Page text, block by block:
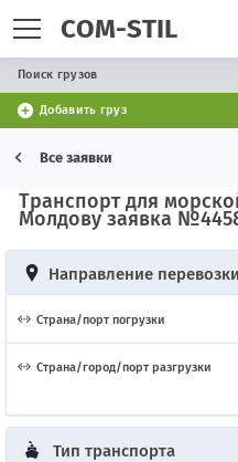
COM-STIL
Поиск грузов
Добавить груз
Все заявки
Транспорт для
Молдову заявка
Направление перевозки
Страна/порт погрузки
Страна/город/порт разгрузки
Тип транспорта